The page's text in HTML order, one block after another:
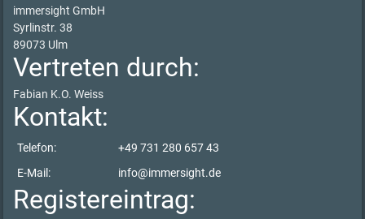
immersight GmbH
Syrlinstr. 38
89073 Ulm
Vertreten durch:
Fabian K.O. Weiss
Kontakt:
Telefon:
+49 731 280 657 43
E-Mail:
info@immersight.de
Registereintrag: